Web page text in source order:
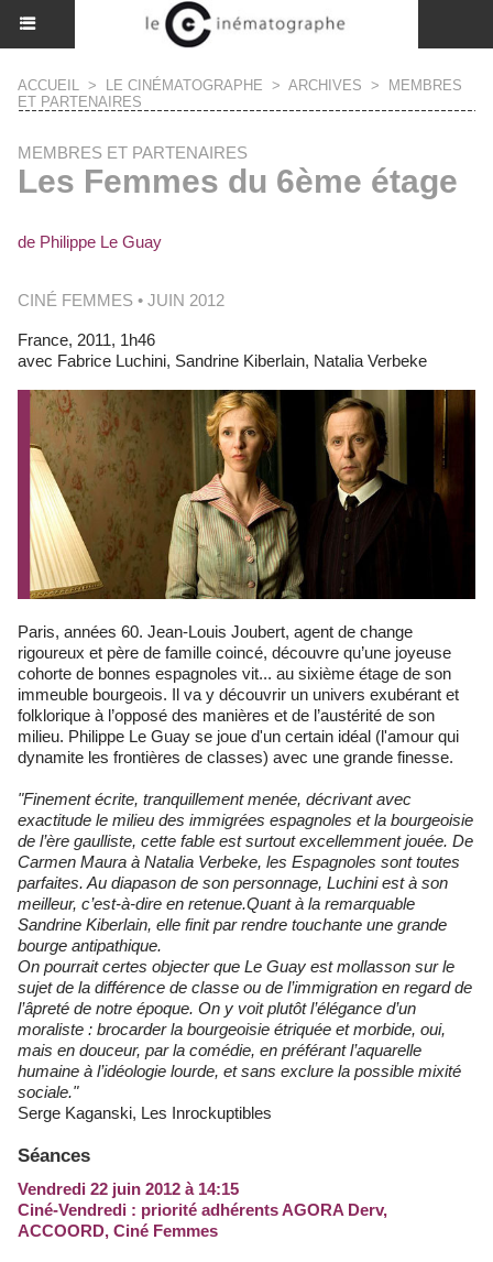
ACCUEIL > LE CINÉMATOGRAPHE > ARCHIVES >
MEMBRES
ET PARTENAIRES
MEMBRES ET PARTENAIRES
Les Femmes du 6ème étage
de Philippe Le Guay
CINÉ FEMMES • JUIN 2012
France, 2011, 1h46
avec Fabrice Luchini, Sandrine Kiberlain, Natalia Verbeke
Paris, années 60. Jean-Louis Joubert, agent de change
rigoureux et père de famille coincé, découvre qu’une joyeuse
cohorte de bonnes espagnoles vit... au sixième étage de son
immeuble bourgeois. Il va y découvrir un univers exubérant et
folklorique à l’opposé des manières et de l’austérité de son
milieu. Philippe Le Guay se joue d'un certain idéal (l'amour qui
dynamite les frontières de classes) avec une grande finesse.
"Finement écrite, tranquillement menée, décrivant avec
exactitude le milieu des immigrées espagnoles et la bourgeoisie
de l’ère gaulliste, cette fable est surtout excellemment jouée. De
Carmen Maura à Natalia Verbeke, les Espagnoles sont toutes
parfaites. Au diapason de son personnage, Luchini est à son
meilleur, c’est-à-dire en retenue.Quant à la remarquable
Sandrine Kiberlain, elle finit par rendre touchante une grande
bourge antipathique.
On pourrait certes objecter que Le Guay est mollasson sur le
sujet de la différence de classe ou de l’immigration en regard de
l’âpreté de notre époque. On y voit plutôt l’élégance d’un
moraliste : brocarder la bourgeoisie étriquée et morbide, oui,
mais en douceur, par la comédie, en préférant l’aquarelle
humaine à l’idéologie lourde, et sans exclure la possible mixité
sociale."
Serge Kaganski, Les Inrockuptibles
Séances
Vendredi 22 juin 2012 à 14:15
Ciné-Vendredi : priorité adhérents AGORA Derv,
ACCOORD, Ciné Femmes